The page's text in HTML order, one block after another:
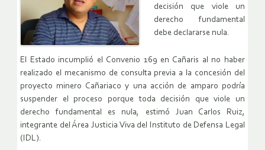
decisión que viole un
derecho fundamental
debe declararse nula.
El Estado incumplió el Convenio 169 en Cañaris al no haber
realizado el mecanismo de consulta previa a la concesión del
proyecto minero Cañariaco y una acción de amparo podría
suspender el proceso porque toda decisión que viole un
derecho fundamental es nula, estimó Juan Carlos Ruiz,
integrante del Área Justicia Viva del Instituto de Defensa Legal
(IDL).